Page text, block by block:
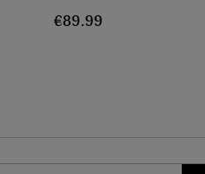
€89.99